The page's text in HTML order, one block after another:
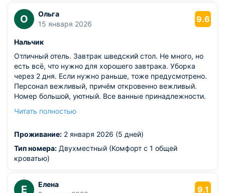
О
Ольга
15 января 2026
9.6
Нальчик
Отличный отель. Завтрак шведский стол. Не много, но
есть всё, что нужно для хорошего завтрака. Уборка
через 2 дня. Если нужно раньше, тоже предусмотрено.
Персонал вежливый, причём откровенно вежливый.
Номер большой, уютный. Все ванные принадлежности.
магазины. Чуть дальше мы нашли хорошее кафе. Мы
на завтрак немного раньше, всё было готово!
Из недостатков: бывали шумные постояльцы. Но это не
критично.
Читать полностью
Проживание: 2 января 2026 (5 дней)
Тип номера: Двухместный (Комфорт с 1 общей
кроватью)
Е
Елена
9.1